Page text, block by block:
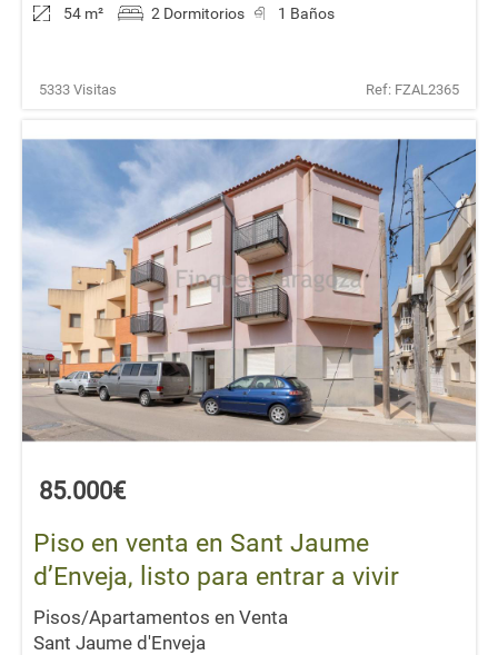
54 m² 2 Dormitorios 1 Baños
5333 Visitas Ref: FZAL2365
85.000€
Piso en venta en Sant Jaume
d’Enveja, listo para entrar a vivir
Pisos/Apartamentos en Venta
Sant Jaume d'Enveja